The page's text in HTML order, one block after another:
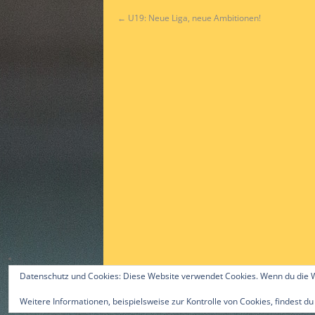
← U19: Neue Liga, neue Ambitionen!
©2015 by Alex Gast & ttc-guerzenich.de
Datenschutz und Cookies: Diese Website verwendet Cookies. Wenn du
Weitere Informationen, beispielsweise zur Kontrolle von Cookies, findest